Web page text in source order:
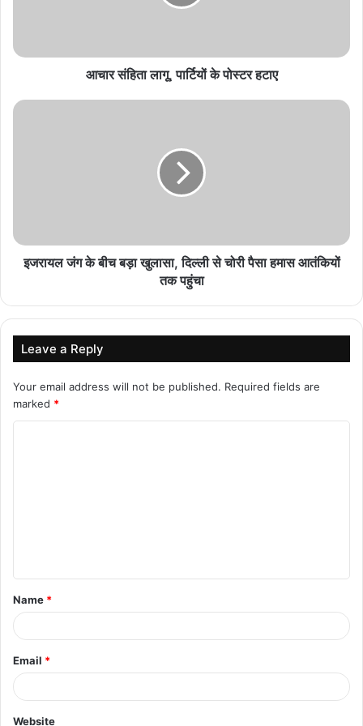
Vinicius Junior के लिए खुला खजाना, इंग्लिश क्लब ने
रिकॉर्ड सैलरी का ऑफर देकर मचाई हलचल
Team India Tour Update: साउथ अफ्रीका दौरे में 3
अतिरिक्त T20I मैच शामिल, जानें फुल शेड्यूल
August 7, 2026
बढ़ाई भारतीय टीम की मुश्किलें
August 6, 2026
आचार संहिता लागू, पार्टियों के पोस्टर हटाए
इजरायल जंग के बीच बड़ा खुलासा, दिल्ली से चोरी पैसा हमास आतंकियों
तक पहुंचा
Leave a Reply
Your email address will not be published. Required fields are
marked *
t
*
Name *
Email *
Website